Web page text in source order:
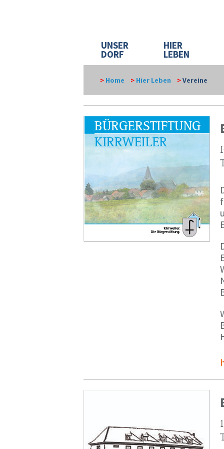
UNSER
DORF
HIER
LEBEN
> Home > Hier Leben >Vereine